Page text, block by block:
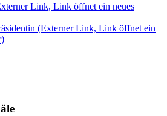
Link, Link öffnet ein neues
(Externer Link, Link öffnet ein